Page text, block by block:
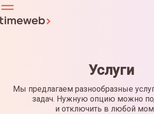
Услуги
Мы предлагаем разнообразные
задач. Нужную опцию можно
и отключить в любой